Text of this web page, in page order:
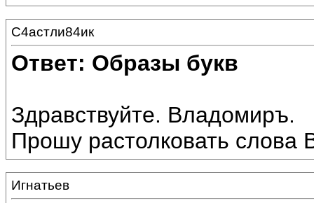
С4астли84ик
Ответ: Образы букв
Здравствуйте. Владомиръ.
Прошу растолковать
Игнатьев